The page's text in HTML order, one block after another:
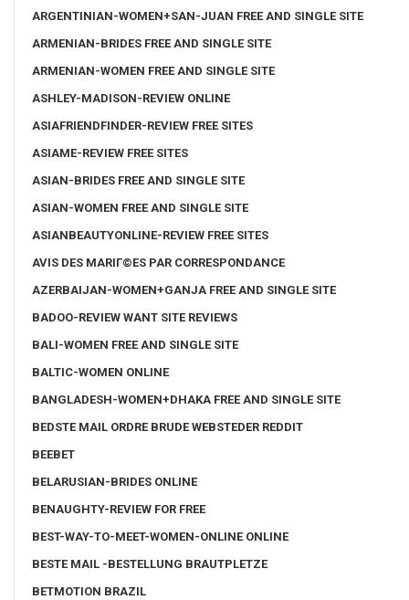
ARGENTINIAN-WOMEN+SAN-JUAN FREE AND SINGLE SITE
ARMENIAN-BRIDES FREE AND SINGLE SITE
ARMENIAN-WOMEN FREE AND SINGLE SITE
ASHLEY-MADISON-REVIEW ONLINE
ASIAFRIENDFINDER-REVIEW FREE SITES
ASIAME-REVIEW FREE SITES
ASIAN-BRIDES FREE AND SINGLE SITE
ASIAN-WOMEN FREE AND SINGLE SITE
ASIANBEAUTYONLINE-REVIEW FREE SITES
AVIS DES MARIГ©ES PAR CORRESPONDANCE
AZERBAIJAN-WOMEN+GANJA FREE AND SINGLE SITE
BADOO-REVIEW WANT SITE REVIEWS
BALI-WOMEN FREE AND SINGLE SITE
BALTIC-WOMEN ONLINE
BANGLADESH-WOMEN+DHAKA FREE AND SINGLE SITE
BEDSTE MAIL ORDRE BRUDE WEBSTEDER REDDIT
BEEBET
BELARUSIAN-BRIDES ONLINE
BENAUGHTY-REVIEW FOR FREE
BEST-WAY-TO-MEET-WOMEN-ONLINE ONLINE
BESTE MAIL -BESTELLUNG BRAUTPLETZE
BETMOTION BRAZIL